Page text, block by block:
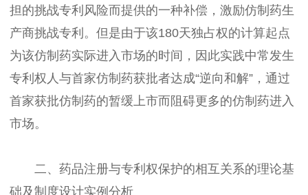
担的挑战专利风险而提供的一种补偿，激励仿制药生
产商挑战专利。但是由于该180天独占权的计算起点
为该仿制药实际进入市场的时间，因此实践中常发生
专利权人与首家仿制药获批者达成“逆向和解”，通过
首家获批仿制药的暂缓上市而阻碍更多的仿制药进入
市场。
二、药品注册与专利权保护的相互关系的理论基
础及制度设计实例分析